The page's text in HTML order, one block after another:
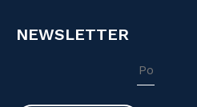
NEWSLETTER